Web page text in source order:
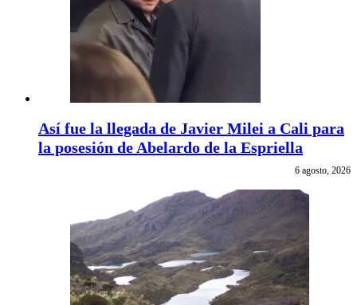
Así fue la llegada de Javier Milei a Cali para
la posesión de Abelardo de la Espriella
6 agosto, 2026